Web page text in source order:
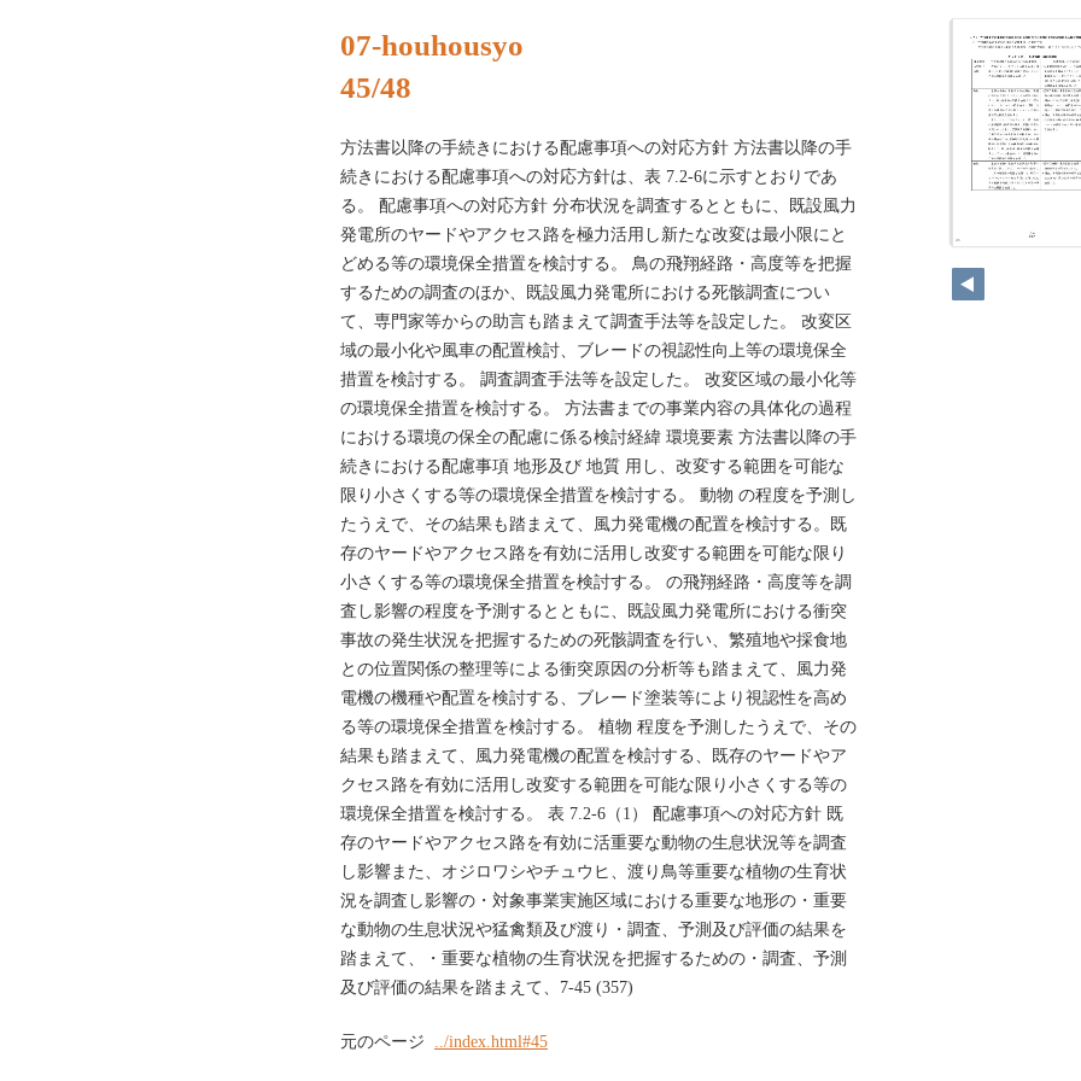
45
07-houhousyo
45/48
方法書以降の手続きにおける配慮事項への対応方針 方法書以降の手
続きにおける配慮事項への対応方針は、表 7.2-6に示すとおりであ
る。 配慮事項への対応方針 分布状況を調査するとともに、既設風力
発電所のヤードやアクセス路を極力活用し新たな改変は最小限にと
どめる等の環境保全措置を検討する。 鳥の飛翔経路・高度等を把握
するための調査のほか、既設風力発電所における死骸調査につい
て、専門家等からの助言も踏まえて調査手法等を設定した。 改変区
域の最小化や風車の配置検討、ブレードの視認性向上等の環境保全
措置を検討する。 調査調査手法等を設定した。 改変区域の最小化等
の環境保全措置を検討する。 方法書までの事業内容の具体化の過程
における環境の保全の配慮に係る検討経緯 環境要素 方法書以降の手
続きにおける配慮事項 地形及び 地質 用し、改変する範囲を可能な
限り小さくする等の環境保全措置を検討する。 動物 の程度を予測し
たうえで、その結果も踏まえて、風力発電機の配置を検討する。既
存のヤードやアクセス路を有効に活用し改変する範囲を可能な限り
小さくする等の環境保全措置を検討する。 の飛翔経路・高度等を調
査し影響の程度を予測するとともに、既設風力発電所における衝突
事故の発生状況を把握するための死骸調査を行い、繁殖地や採食地
との位置関係の整理等による衝突原因の分析等も踏まえて、風力発
電機の機種や配置を検討する、ブレード塗装等により視認性を高め
る等の環境保全措置を検討する。 植物 程度を予測したうえで、その
結果も踏まえて、風力発電機の配置を検討する、既存のヤードやア
クセス路を有効に活用し改変する範囲を可能な限り小さくする等の
環境保全措置を検討する。 表 7.2-6（1） 配慮事項への対応方針 既
存のヤードやアクセス路を有効に活重要な動物の生息状況等を調査
し影響また、オジロワシやチュウヒ、渡り鳥等重要な植物の生育状
況を調査し影響の・対象事業実施区域における重要な地形の・重要
な動物の生息状況や猛禽類及び渡り・調査、予測及び評価の結果を
踏まえて、・重要な植物の生育状況を把握するための・調査、予測
及び評価の結果を踏まえて、7-45 (357)
元のページ ../index.html#45